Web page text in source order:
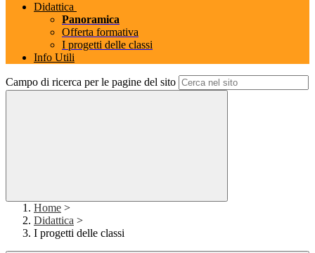
Didattica
Panoramica
Offerta formativa
I progetti delle classi
Info Utili
Campo di ricerca per le pagine del sito
Home >
Didattica >
I progetti delle classi